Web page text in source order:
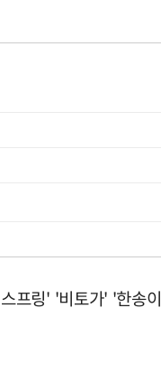
프링' '비토가' '한송